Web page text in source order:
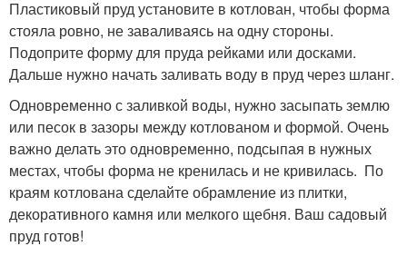
Пластиковый пруд установите в котлован, чтобы форма
стояла ровно, не заваливаясь на одну стороны.
Подоприте форму для пруда рейками или досками.
Дальше нужно начать заливать воду в пруд через шланг.
Одновременно с заливкой воды, нужно засыпать землю
или песок в зазоры между котлованом и формой. Очень
важно делать это одновременно, подсыпая в нужных
местах, чтобы форма не кренилась и не кривилась. По
краям котлована сделайте обрамление из плитки,
декоративного камня или мелкого щебня. Ваш садовый
пруд готов!